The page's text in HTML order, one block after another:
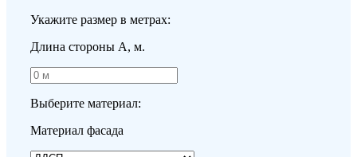
Укажите размер в метрах:
Длина стороны A, м.
Выберите материал:
Материал фасада